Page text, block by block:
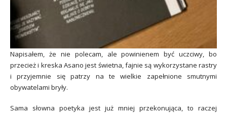
Napisałem, że nie polecam, ale powinienem być uczciwy, bo
przecież i kreska Asano jest świetna, fajnie są wykorzystane rastry
i przyjemnie się patrzy na te wielkie zapełnione smutnymi
obywatelami bryły.
Sama słowna poetyka jest już mniej przekonująca, to raczej